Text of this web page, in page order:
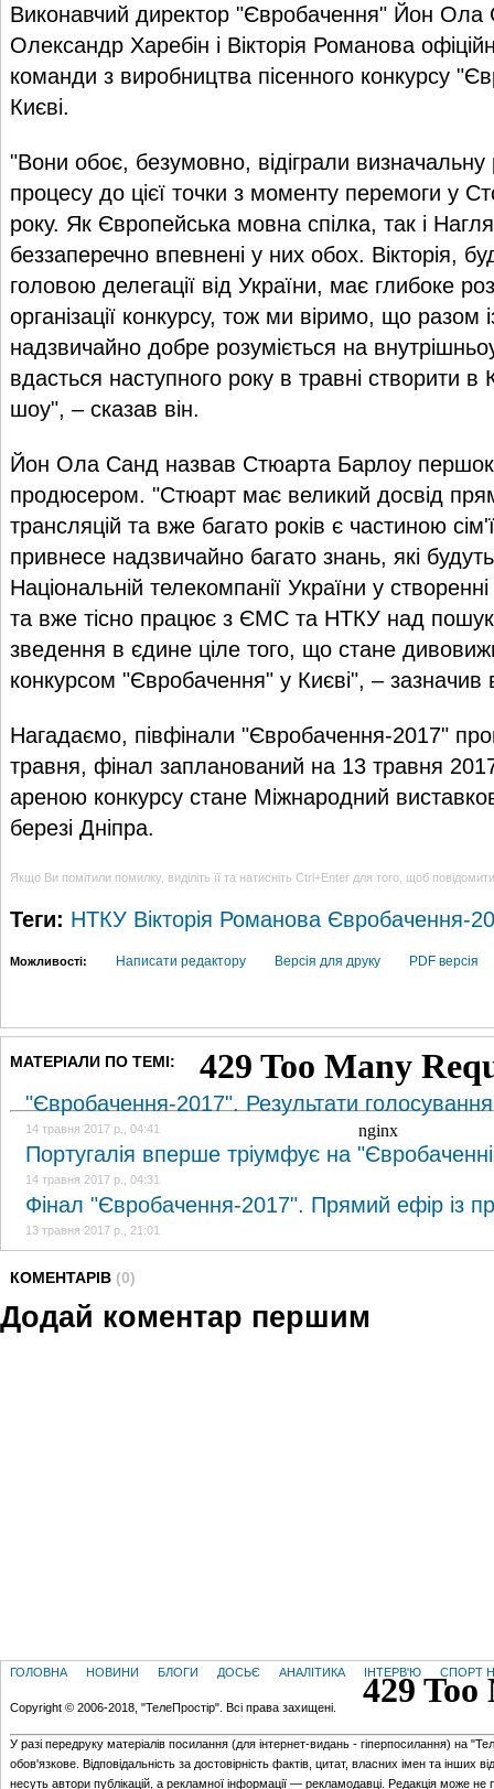
Виконавчий директор "Євробачення" Йон
Олександр Харебін і Вікторія Романова
команди з виробництва пісенного конкурсу
Києві.
"Вони обоє, безумовно, відіграли
процесу до цієї точки з моменту перемоги у
року. Як Європейська мовна спілка, так і
беззаперечно впевнені у них обох. Вікторія,
головою делегації від України, має глибоке
організації конкурсу, тож ми віримо, що
надзвичайно добре розуміється на
вдасться наступного року в травні створити в
шоу", – сказав він.
Йон Ола Санд назвав Стюарта Барлоу
продюсером. "Стюарт має великий досвід
трансляцій та вже багато років є частиною
привнесе надзвичайно багато знань, які
Національній телекомпанії України у
та вже тісно працює з ЄМС та НТКУ над
зведення в єдине ціле того, що стане
конкурсом "Євробачення" у Києві", – зазначив
Нагадаємо, півфінали "Євробачення-2017"
травня, фінал запланований на 13 травня
ареною конкурсу стане Міжнародний
березі Дніпра.
Якщо Ви помітили помилку, виділіть її та натисніть Ctrl+Enter для того, щоб
Теги: НТКУ Вікторія Романова Євробачення-
Можливості: Написати редактору Версія для друку PDF версія
МАТЕРІАЛИ ПО ТЕМІ:
"Євробачення-2017". Результати
14 травня 2017 р., 04:41
Португалія вперше тріумфує на
14 травня 2017 р., 04:31
Фінал "Євробачення-2017". Прямий ефір із
13 травня 2017 р., 21:01
КОМЕНТАРІВ (0)
Додай коментар першим
ГОЛОВНА НОВИНИ БЛОГИ ДОСЬЄ АНАЛІТИКА ІНТЕРВ'Ю СПОРТ
Copyright © 2006-2018, "ТелеПростір". Всі права захищені.
У разі передруку матеріалів посилання (для iнтернет-видань - гiперпосилання) на
обов'язкове. Відповідальність за достовірність фактів, цитат, власних імен та інших
несуть автори публікацій, а рекламної інформації — рекламодавці. Редакція може не